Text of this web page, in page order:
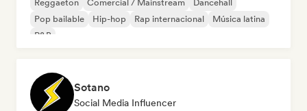
Reggaeton Comercial / Mainstream
Dancehall
Pop bailable
Hip-hop Rap internacional
Música latina
R&B
Sotano
Social Media Influencer